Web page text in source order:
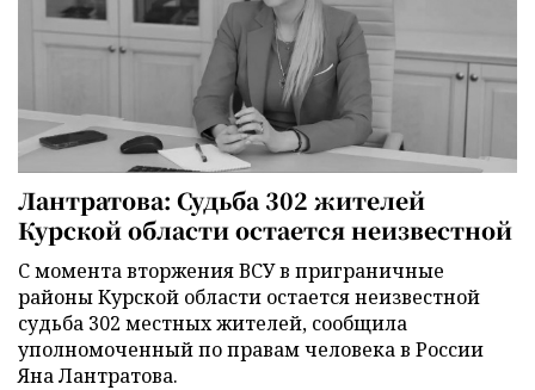
Лантратова: Судьба 302 жителей
Курской области остается неизвестной
С момента вторжения ВСУ в приграничные
районы Курской области остается неизвестной
судьба 302 местных жителей, сообщила
уполномоченный по правам человека в России
Яна Лантратова.